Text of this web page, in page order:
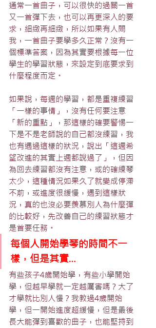
通常一首曲子，可以很快的過關一首
又一首彈下去，也可以再更深入的要
求，細緻再細緻，所以如果有人問
我，一首曲子要學多久正常？沒有一
個標準答案，因為其實要根據每一位
學生的學習狀態，來設定到底要求到
什麼程度而定。
如果說，每週的學習，都是重複練習
「一樣的事情」，沒有任何要注意
「新的重點」，那這樣的確要警惕一
下是不是老師說的自己都沒練習，我
也有遇過這樣的狀況，說出「這週希
望改進的其實上週都說過了」，但因
為回去練習都沒有注意，或的確練琴
太少，這種情況如果久了就變成停滯
不前，或進度很緩慢，遇到這樣狀
況，真的也沒必要羨慕別人為什麼彈
的比較好，先改善自己的練習狀態才
是首要任務。
每個人開始學琴的時間不一
樣，但是其實...
有些孩子4歲開始學，有些小學開始
學，但越早學就一定越厲害嗎？大了
才學就比別人慢？我教過4歲開始
學，但一開始進度超緩慢，但是最後
長大能彈到喜歡的曲子，也能堅持到